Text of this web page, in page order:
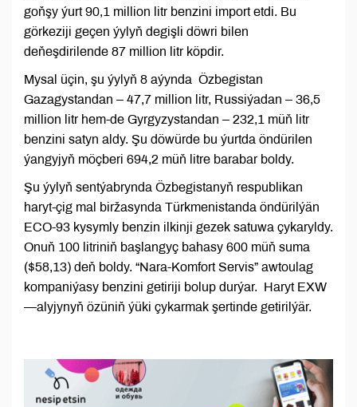
goňşy ýurt 90,1 million litr benzini import etdi. Bu
görkeziji geçen ýylyň degişli döwri bilen
deňeşdirilende 87 million litr köpdir.
Mysal üçin, şu ýylyň 8 aýynda Özbegistan
Gazagystandan – 47,7 million litr, Russiýadan – 36,5
million litr hem-de Gyrgyzystandan – 232,1 müň litr
benzini satyn aldy. Şu döwürde bu ýurtda öndürilen
ýangyjyň möçberi 694,2 müň litre barabar boldy.
Şu ýylyň sentýabrynda Özbegistanyň respublikan
haryt-çig mal biržasynda Türkmenistanda öndürilýän
ECO-93 kysymly benzin ilkinji gezek satuwa çykaryldy.
Onuň 100 litriniň başlangyç bahasy 600 müň suma
($58,13) deň boldy. “Nara-Komfort Servis” awtoulag
kompaniýasy benzini getiriji bolup durýar. Haryt EXW
—alyjynyň özüniň ýüki çykarmak şertinde getirilýär.